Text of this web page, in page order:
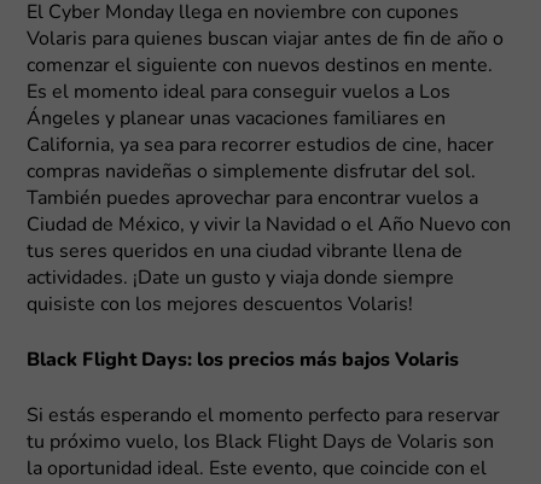
El Cyber Monday llega en noviembre con cupones
Volaris para quienes buscan viajar antes de fin de año o
comenzar el siguiente con nuevos destinos en mente.
Es el momento ideal para conseguir vuelos a Los
Ángeles y planear unas vacaciones familiares en
California, ya sea para recorrer estudios de cine, hacer
compras navideñas o simplemente disfrutar del sol.
También puedes aprovechar para encontrar vuelos a
Ciudad de México, y vivir la Navidad o el Año Nuevo con
tus seres queridos en una ciudad vibrante llena de
actividades. ¡Date un gusto y viaja donde siempre
quisiste con los mejores descuentos Volaris!
Black Flight Days: los precios más bajos Volaris
Si estás esperando el momento perfecto para reservar
tu próximo vuelo, los Black Flight Days de Volaris son
la oportunidad ideal. Este evento, que coincide con el